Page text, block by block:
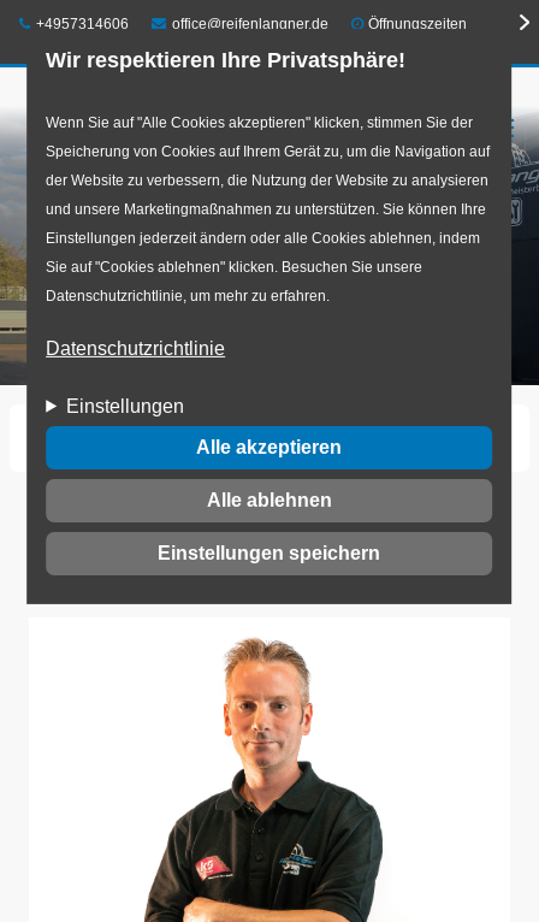
Wir respektieren Ihre Privatsphäre!
Wenn Sie auf "Alle Cookies akzeptieren" klicken, stimmen Sie der
Speicherung von Cookies auf Ihrem Gerät zu, um die Navigation auf
der Website zu verbessern, die Nutzung der Website zu analysieren
und unsere Marketingmaßnahmen zu unterstützen. Sie können Ihre
Einstellungen jederzeit ändern oder alle Cookies ablehnen, indem
Sie auf "Cookies ablehnen" klicken. Besuchen Sie unsere
Datenschutzrichtlinie, um mehr zu erfahren.
Datenschutzrichtlinie
Einstellungen
Alle akzeptieren
Alle ablehnen
Einstellungen speichern
Direkt
Telefon:
+4957314606 E-Mail:office@reifenlangner.de Öffnungszeiten
☰
Startseite Stefan Steuer KFZ Mechaniker.jpg
Stefan Steuer KFZ
Mechaniker.jpg